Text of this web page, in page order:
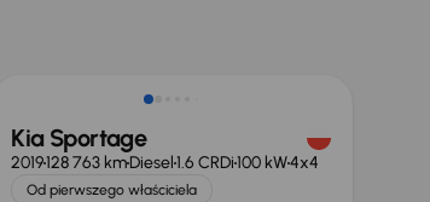
Kia Sportage
2019128 763 kmDiesel1.6 CRDi100 kW4x4
Od pierwszego właściciela